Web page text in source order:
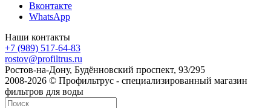
Вконтакте
WhatsApp
Наши контакты
+7 (989) 517-64-83
rostov@profiltrus.ru
Ростов-на-Дону, Будённовский проспект, 93/295
2008-2026 © Профильтрус - специализированный магазин
фильтров для воды